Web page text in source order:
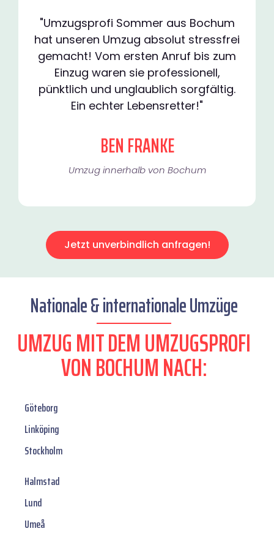
"Umzugsprofi Sommer aus Bochum
hat unseren Umzug absolut stressfrei
gemacht! Vom ersten Anruf bis zum
Einzug waren sie professionell,
pünktlich und unglaublich sorgfältig.
Ein echter Lebensretter!"
BEN FRANKE
Umzug innerhalb von Bochum​
Jetzt unverbindlich anfragen!
Nationale & internationale Umzüge
UMZUG MIT DEM UMZUGSPROFI
VON BOCHUM NACH:
Göteborg
Linköping
Stockholm
Halmstad
Lund
Umeå